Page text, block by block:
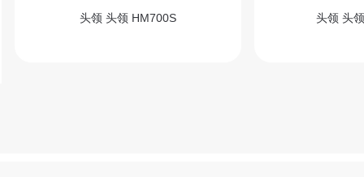
头领 头领 HM700S 头领 头